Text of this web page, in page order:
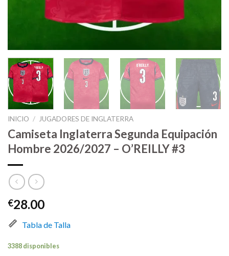
INICIO / JUGADORES DE INGLATERRA
Camiseta Inglaterra Segunda Equipación
Hombre 2026/2027 – O’REILLY #3
€28.00
Tabla de Talla
3388 disponibles